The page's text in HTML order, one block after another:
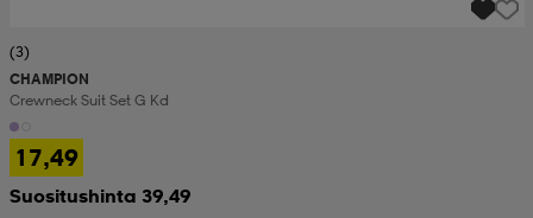
(3)
CHAMPION
Crewneck Suit Set G Kd
17,49
Suositushinta 39,49